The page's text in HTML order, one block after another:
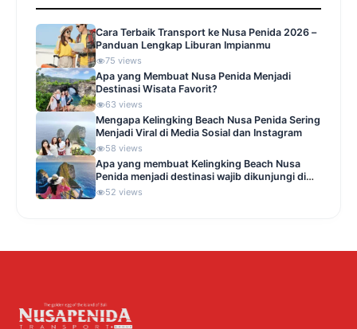
Cara Terbaik Transport ke Nusa Penida 2026 –
Panduan Lengkap Liburan Impianmu
75 views
Apa yang Membuat Nusa Penida Menjadi
Destinasi Wisata Favorit?
63 views
Mengapa Kelingking Beach Nusa Penida Sering
Menjadi Viral di Media Sosial dan Instagram
58 views
Apa yang membuat Kelingking Beach Nusa
Penida menjadi destinasi wajib dikunjungi di
Indonesia
52 views